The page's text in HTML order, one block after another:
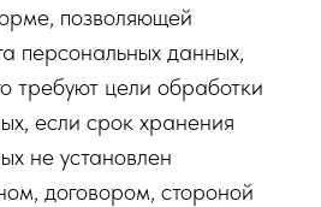
позволяющей
персональных данных,
требуют цели обработки
если срок хранения
не установлен
договором, стороной